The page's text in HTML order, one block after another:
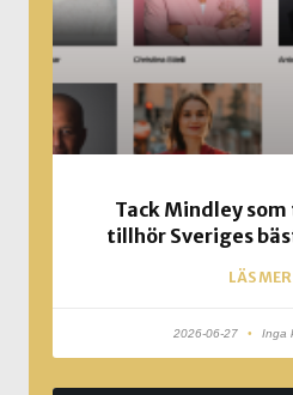
Tack Mindley
tillhör Sveriges
LÄS
2026-06-27 Inga